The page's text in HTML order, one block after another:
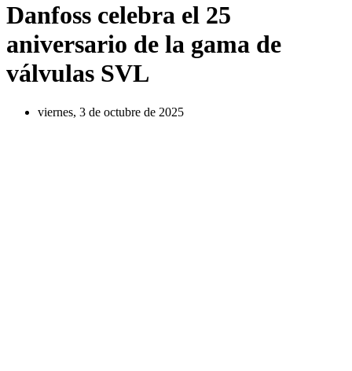
Danfoss celebra el 25
aniversario de la gama de
válvulas SVL
viernes, 3 de octubre de 2025